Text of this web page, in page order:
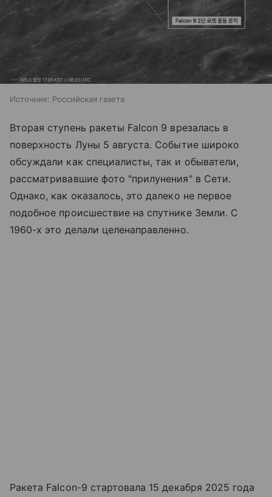
Источник: Российская газета
Вторая ступень ракеты Falcon 9 врезалась в
поверхность Луны 5 августа. Событие широко
обсуждали как специалисты, так и обыватели,
рассматривавшие фото "прилунения" в Сети.
Однако, как оказалось, это далеко не первое
подобное происшествие на спутнике Земли. С
1960-х это делали целенаправленно.
Ракета Falcon-9 стартовала 15 декабря 2025 года